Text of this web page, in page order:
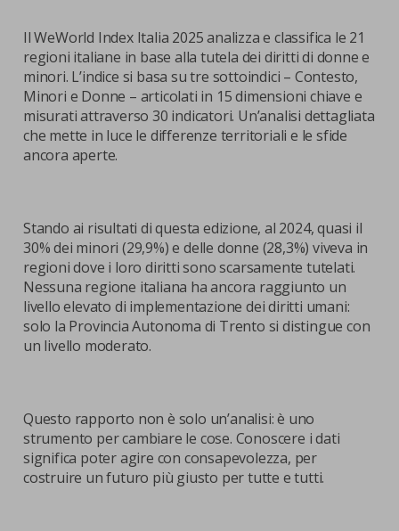
Il WeWorld Index Italia 2025 analizza e classifica le 21
regioni italiane in base alla tutela dei diritti di donne e
minori. L’indice si basa su tre sottoindici – Contesto,
Minori e Donne – articolati in 15 dimensioni chiave e
misurati attraverso 30 indicatori. Un’analisi dettagliata
che mette in luce le differenze territoriali e le sfide
ancora aperte.
Stando ai risultati di questa edizione, al 2024, quasi il
30% dei minori (29,9%) e delle donne (28,3%) viveva in
regioni dove i loro diritti sono scarsamente tutelati.
Nessuna regione italiana ha ancora raggiunto un
livello elevato di implementazione dei diritti umani:
solo la Provincia Autonoma di Trento si distingue con
un livello moderato.
Questo rapporto non è solo un’analisi: è uno
strumento per cambiare le cose. Conoscere i dati
significa poter agire con consapevolezza, per
costruire un futuro più giusto per tutte e tutti.